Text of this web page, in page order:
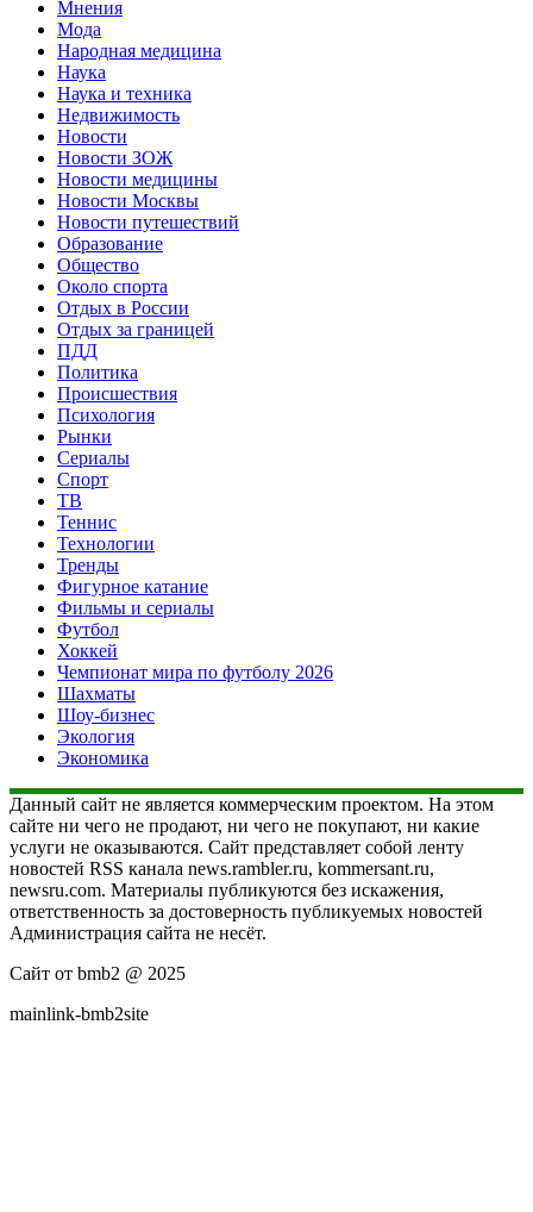
Мнения
Мода
Народная медицина
Наука
Наука и техника
Недвижимость
Новости
Новости ЗОЖ
Новости медицины
Новости Москвы
Новости путешествий
Образование
Общество
Около спорта
Отдых в России
Отдых за границей
ПДД
Политика
Происшествия
Психология
Рынки
Сериалы
Спорт
ТВ
Теннис
Технологии
Тренды
Фигурное катание
Фильмы и сериалы
Футбол
Хоккей
Чемпионат мира по футболу 2026
Шахматы
Шоу-бизнес
Экология
Экономика
Данный сайт не является коммерческим проектом. На этом
сайте ни чего не продают, ни чего не покупают, ни какие
услуги не оказываются. Сайт представляет собой ленту
новостей RSS канала news.rambler.ru, kommersant.ru,
newsru.com. Материалы публикуются без искажения,
ответственность за достоверность публикуемых новостей
Администрация сайта не несёт.
Сайт от bmb2 @ 2025
mainlink-bmb2site